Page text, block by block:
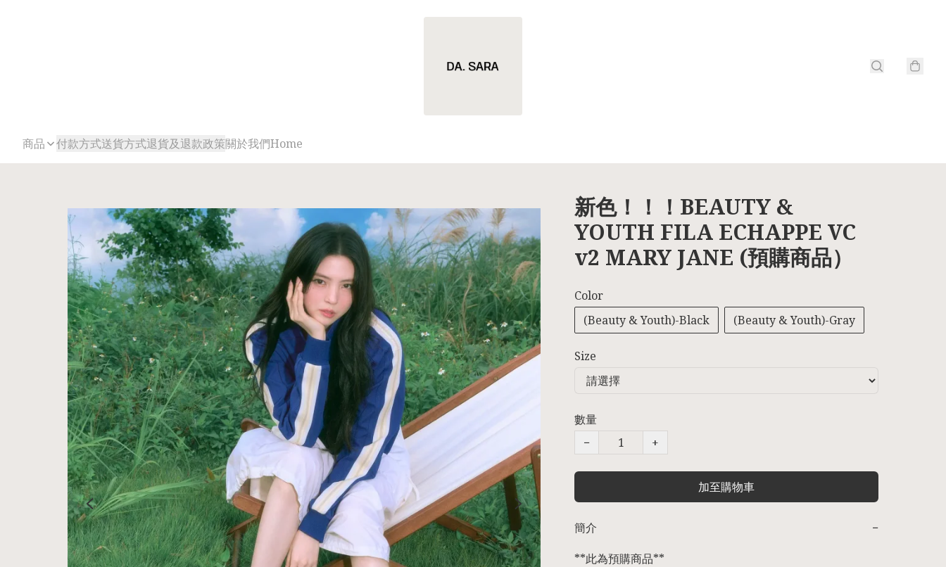
商品 付款方式送貨方式退貨及退款政策關於我們Home
新色！！！BEAUTY &
YOUTH FILA ECHAPPE VC
v2 MARY JANE (預購商品）
Color
(Beauty & Youth)-Black
(Beauty & Youth)-Gray
Size
數量
−
+
加至購物車
簡介
−
**此為預購商品**